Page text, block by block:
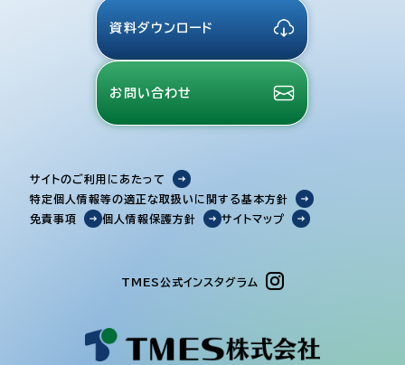
資料ダウンロード
お問い合わせ
サイトのご利用にあたって
特定個人情報等の適正な取扱いに関する基本方針
免責事項
個人情報保護方針 サイトマップ
TMES公式インスタグラム